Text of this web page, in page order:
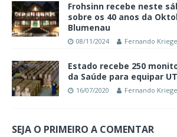
Frohsinn recebe neste
sobre os 40 anos da
Blumenau
08/11/2024 Fernando
Estado recebe 250
da Saúde para equipar
16/07/2020 Fernando
SEJA O PRIMEIRO A COMENTAR